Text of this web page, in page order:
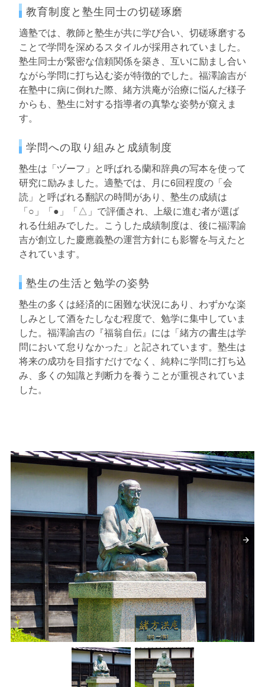
教育制度と塾生同士の切磋琢磨
適塾では、教師と塾生が共に学び合い、切磋琢磨する
ことで学問を深めるスタイルが採用されていました。
塾生同士が緊密な信頼関係を築き、互いに励まし合い
ながら学問に打ち込む姿が特徴的でした。福澤諭吉が
在塾中に病に倒れた際、緒方洪庵が治療に悩んだ様子
からも、塾生に対する指導者の真摯な姿勢が窺えま
す。
学問への取り組みと成績制度
塾生は「ヅーフ」と呼ばれる蘭和辞典の写本を使って
研究に励みました。適塾では、月に6回程度の「会
読」と呼ばれる翻訳の時間があり、塾生の成績は
「○」「●」「△」で評価され、上級に進む者が選ば
れる仕組みでした。こうした成績制度は、後に福澤諭
吉が創立した慶應義塾の運営方針にも影響を与えたと
されています。
塾生の生活と勉学の姿勢
塾生の多くは経済的に困難な状況にあり、わずかな楽
しみとして酒をたしなむ程度で、勉学に集中していま
した。福澤諭吉の『福翁自伝』には「緒方の書生は学
問において怠りなかった」と記されています。塾生は
将来の成功を目指すだけでなく、純粋に学問に打ち込
み、多くの知識と判断力を養うことが重視されていま
した。